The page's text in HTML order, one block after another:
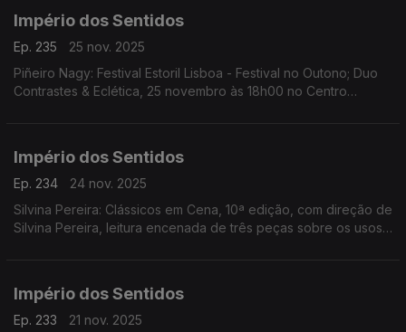
Império dos Sentidos
Ep. 235
25 nov. 2025
Piñeiro Nagy: Festival Estoril Lisboa - Festival no Outono; Duo
Contrastes & Eclética, 25 novembro às 18h00 no Centro
Império dos Sentidos
Ep. 234
24 nov. 2025
Silvina Pereira: Clássicos em Cena, 10ª edição, com direção de
Silvina Pereira, leitura encenada de três peças sobre os usos
Império dos Sentidos
Ep. 233
21 nov. 2025